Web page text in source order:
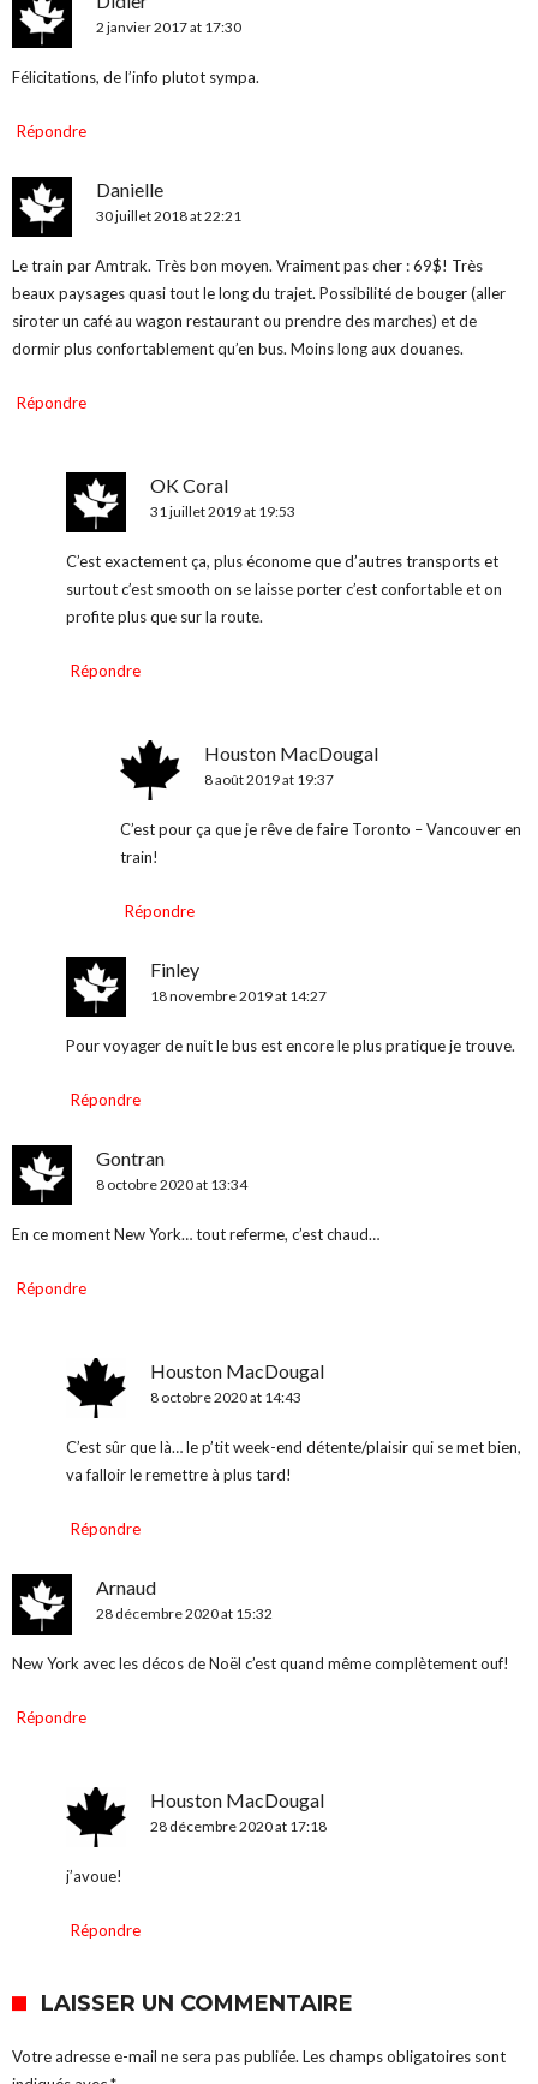
2 janvier 2017 at 17:30
Félicitations, de l’info plutot sympa.
Répondre
Danielle
30 juillet 2018 at 22:21
Le train par Amtrak. Très bon moyen. Vraiment pas cher : 69$! Très
beaux paysages quasi tout le long du trajet. Possibilité de bouger (aller
siroter un café au wagon restaurant ou prendre des marches) et de
dormir plus confortablement qu’en bus. Moins long aux douanes.
Répondre
OK Coral
31 juillet 2019 at 19:53
C’est exactement ça, plus économe que d’autres transports et
surtout c’est smooth on se laisse porter c’est confortable et on
profite plus que sur la route.
Répondre
Houston MacDougal
8 août 2019 at 19:37
C’est pour ça que je rêve de faire Toronto – Vancouver en
train!
Répondre
Finley
18 novembre 2019 at 14:27
Pour voyager de nuit le bus est encore le plus pratique je trouve.
Répondre
Gontran
8 octobre 2020 at 13:34
En ce moment New York… tout referme, c’est chaud…
Répondre
Houston MacDougal
8 octobre 2020 at 14:43
C’est sûr que là… le p’tit week-end détente/plaisir qui se met bien,
va falloir le remettre à plus tard!
Répondre
Arnaud
28 décembre 2020 at 15:32
New York avec les décos de Noël c’est quand même complètement ouf!
Répondre
Houston MacDougal
28 décembre 2020 at 17:18
j’avoue!
Répondre
LAISSER UN COMMENTAIRE
Votre adresse e-mail ne sera pas publiée. Les champs obligatoires sont